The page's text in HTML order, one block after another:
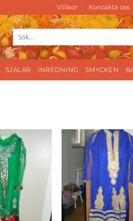
Villkor Kontakta oss
Sök
SJALAR INREDNING SMYCKEN